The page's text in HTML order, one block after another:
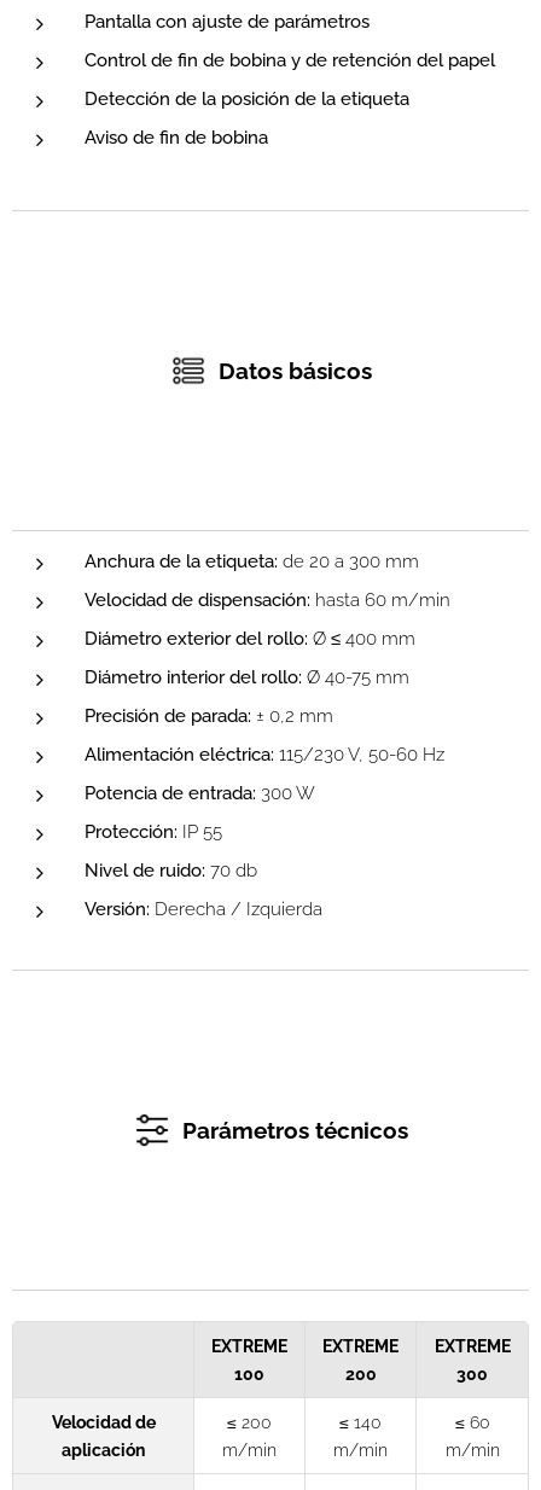
Pantalla con ajuste de parámetros
Control de fin de bobina y de retención del papel
Detección de la posición de la etiqueta
Aviso de fin de bobina
Datos básicos
Anchura de la etiqueta: de 20 a 300 mm
Velocidad de dispensación: hasta 60 m/min
Diámetro exterior del rollo: Ø ≤ 400 mm
Diámetro interior del rollo: Ø 40-75 mm
Precisión de parada: ± 0,2 mm
Alimentación eléctrica: 115/230 V, 50-60 Hz
Potencia de entrada: 300 W
Protección: IP 55
Nivel de ruido: 70 db
Versión: Derecha / Izquierda
Parámetros técnicos
EXTREME
100
EXTREME
200
EXTREME
300
Velocidad de
aplicación
≤ 200
m/min
≤ 140
m/min
≤ 60
m/min